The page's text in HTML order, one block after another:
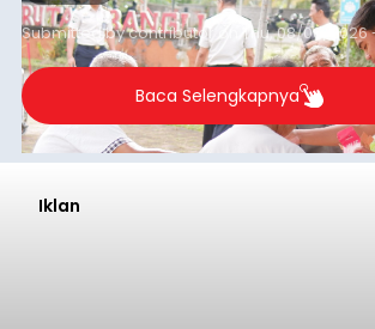
Submitted bycontributor Thu, 08/06/2026
Baca Selengkapnya
Iklan